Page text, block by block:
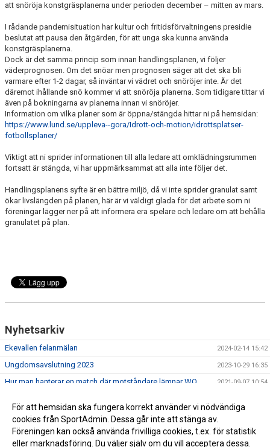
att snöröja konstgräsplanerna under perioden december – mitten av mars.
I rådande pandemisituation har kultur och fritidsförvaltningens presidie
beslutat att pausa den åtgärden, för att unga ska kunna använda
konstgräsplanerna.
Dock är det samma princip som innan handlingsplanen, vi följer
väderprognosen. Om det snöar men prognosen säger att det ska bli
varmare efter 1-2 dagar, så inväntar vi vädret och snöröjer inte. Är det
däremot ihållande snö kommer vi att snöröja planerna. Som tidigare tittar vi
även på bokningarna av planerna innan vi snöröjer.
Information om vilka planer som är öppna/stängda hittar ni på hemsidan:
https://www.lund.se/uppleva--gora/Idrott-och-motion/idrottsplatser-
fotbollsplaner/
Viktigt att ni sprider informationen till alla ledare att omklädningsrummen
fortsatt är stängda, vi har uppmärksammat att alla inte följer det.
Handlingsplanens syfte är en bättre miljö, då vi inte sprider granulat samt
ökar livslängden på planen, här är vi väldigt glada för det arbete som ni
föreningar lägger ner på att informera era spelare och ledare om att behålla
granulatet på plan.
Nyhetsarkiv
Ekevallen felanmälan 2024-02-14 15:42
Ungdomsavslutning 2023 2023-10-29 16:35
Hur man hanterar en match där motståndare lämnar WO 2021-09-07 10:54
Registerutdrag för idrottsledare
Användning av Konstgräset under vinterförhållande 2021-01-19 11:43
För att hemsidan ska fungera korrekt använder vi nödvändiga
cookies från SportAdmin. Dessa går inte att stänga av.
Föreningen kan också använda frivilliga cookies, t.ex. för statistik
eller marknadsföring. Du väljer själv om du vill acceptera dessa.